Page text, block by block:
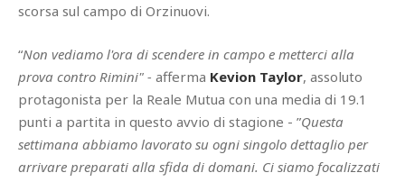
scorsa sul campo di Orzinuovi.
“Non vediamo l'ora di scendere in campo e metterci alla
prova contro Rimini" - afferma Kevion Taylor, assoluto
protagonista per la Reale Mutua con una media di 19.1
punti a partita in questo avvio di stagione - ”Questa
settimana abbiamo lavorato su ogni singolo dettaglio per
arrivare preparati alla sfida di domani. Ci siamo focalizzati